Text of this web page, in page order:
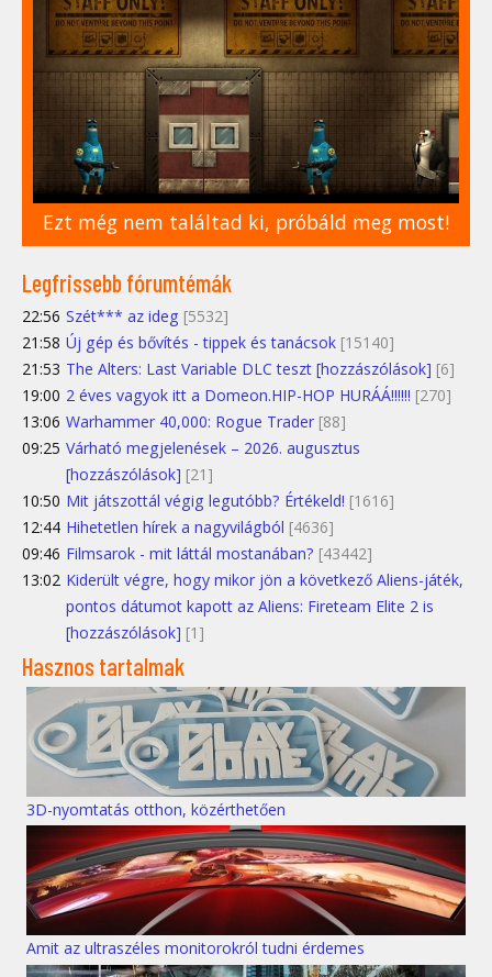
Ezt még nem találtad ki, próbáld meg most!
Legfrissebb fórumtémák
22:56 Szét*** az ideg [5532]
21:58 Új gép és bővítés - tippek és tanácsok [15140]
21:53 The Alters: Last Variable DLC teszt [hozzászólások] [6]
19:00 2 éves vagyok itt a Domeon.HIP-HOP HURÁÁ!!!!!! [270]
13:06 Warhammer 40,000: Rogue Trader [88]
09:25 Várható megjelenések – 2026. augusztus
[hozzászólások] [21]
10:50 Mit játszottál végig legutóbb? Értékeld! [1616]
12:44 Hihetetlen hírek a nagyvilágból [4636]
09:46 Filmsarok - mit láttál mostanában? [43442]
13:02 Kiderült végre, hogy mikor jön a következő Aliens-játék,
pontos dátumot kapott az Aliens: Fireteam Elite 2 is
[hozzászólások] [1]
Hasznos tartalmak
3D-nyomtatás otthon, közérthetően
Amit az ultraszéles monitorokról tudni érdemes